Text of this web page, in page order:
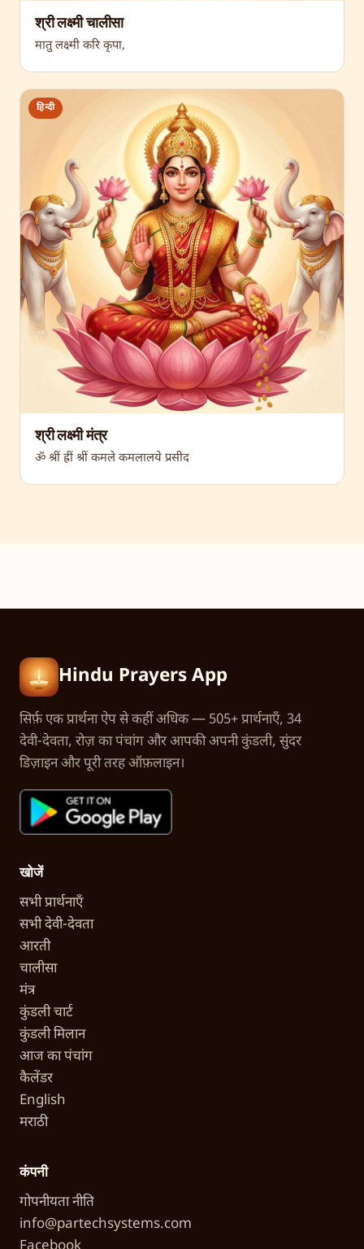
श्री लक्ष्मी चालीसा
मातु लक्ष्मी करि कृपा,
हिन्दी
श्री लक्ष्मी मंत्र
ॐ श्रीं ह्रीं श्रीं कमले कमलालये प्रसीद
Hindu Prayers App
सिर्फ़ एक प्रार्थना ऐप से कहीं अधिक — 505+ प्रार्थनाएँ, 34
देवी-देवता, रोज़ का पंचांग और आपकी अपनी कुंडली, सुंदर
डिज़ाइन और पूरी तरह ऑफ़लाइन।
खोजें
सभी प्रार्थनाएँ
सभी देवी-देवता
आरती
चालीसा
मंत्र
कुंडली चार्ट
कुंडली मिलान
आज का पंचांग
कैलेंडर
English
मराठी
कंपनी
गोपनीयता नीति
info@partechsystems.com